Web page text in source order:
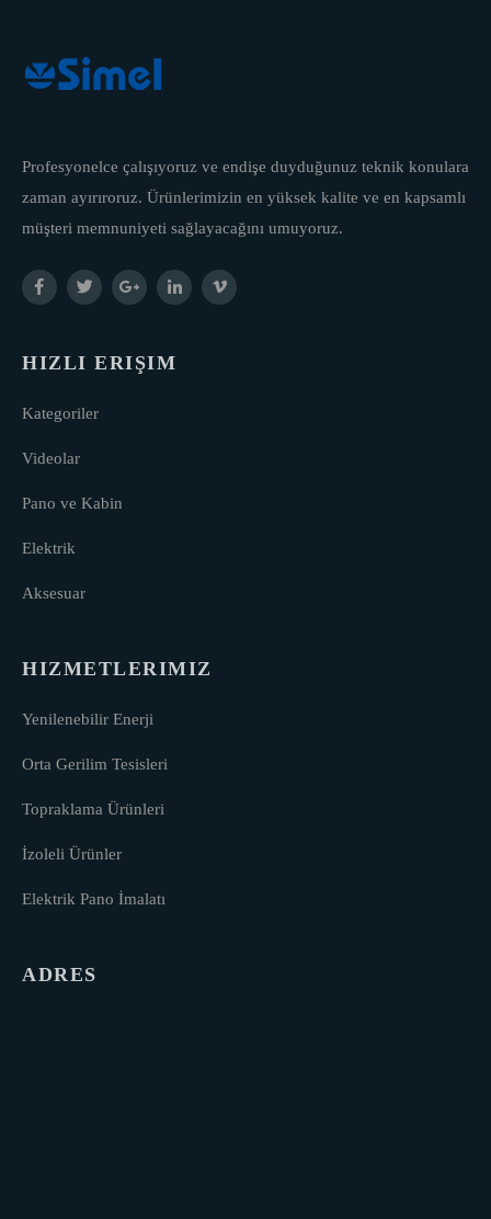
Profesyonelce çalışıyoruz ve endişe duyduğunuz teknik konulara
zaman ayırıroruz. Ürünlerimizin en yüksek kalite ve en kapsamlı
müşteri memnuniyeti sağlayacağını umuyoruz.
HIZLI ERIŞIM
Kategoriler
Videolar
Pano ve Kabin
Elektrik
Aksesuar
HIZMETLERIMIZ
Yenilenebilir Enerji
Orta Gerilim Tesisleri
Topraklama Ürünleri
İzoleli Ürünler
Elektrik Pano İmalatı
ADRES